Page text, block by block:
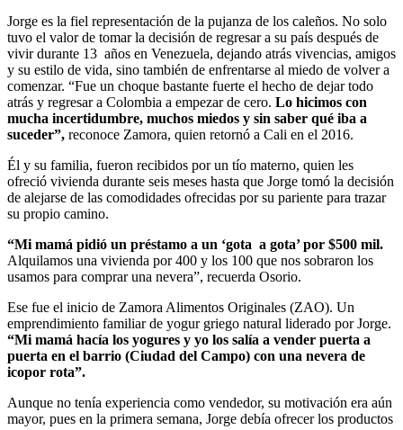
Jorge es la fiel representación de la pujanza de los caleños. No solo
tuvo el valor de tomar la decisión de regresar a su país después de
vivir durante 13 años en Venezuela, dejando atrás vivencias, amigos
y su estilo de vida, sino también de enfrentarse al miedo de volver a
comenzar. “Fue un choque bastante fuerte el hecho de dejar todo
atrás y regresar a Colombia a empezar de cero. Lo hicimos con
mucha incertidumbre, muchos miedos y sin saber qué iba a
suceder”, reconoce Zamora, quien retornó a Cali en el 2016.
Él y su familia, fueron recibidos por un tío materno, quien les
ofreció vivienda durante seis meses hasta que Jorge tomó la decisión
de alejarse de las comodidades ofrecidas por su pariente para trazar
su propio camino.
“Mi mamá pidió un préstamo a un ‘gota a gota’ por $500 mil.
Alquilamos una vivienda por 400 y los 100 que nos sobraron los
usamos para comprar una nevera”, recuerda Osorio.
Ese fue el inicio de Zamora Alimentos Originales (ZAO). Un
emprendimiento familiar de yogur griego natural liderado por Jorge.
“Mi mamá hacía los yogures y yo los salía a vender puerta a
puerta en el barrio (Ciudad del Campo) con una nevera de
icopor rota”.
Aunque no tenía experiencia como vendedor, su motivación era aún
mayor, pues en la primera semana, Jorge debía ofrecer los productos